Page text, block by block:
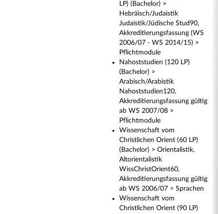
LP) (Bachelor) >
Hebräisch/Judaistik
Judaistik/Jüdische Stud90,
Akkreditierungsfassung (WS
2006/07 - WS 2014/15) >
Pflichtmodule
Nahoststudien (120 LP)
(Bachelor) >
Arabisch/Arabistik
Nahoststudien120,
Akkreditierungsfassung gültig
ab WS 2007/08 >
Pflichtmodule
Wissenschaft vom
Christlichen Orient (60 LP)
(Bachelor) > Orientalistik,
Altorientalistik
WissChristOrient60,
Akkreditierungsfassung gültig
ab WS 2006/07 > Sprachen
Wissenschaft vom
Christlichen Orient (90 LP)